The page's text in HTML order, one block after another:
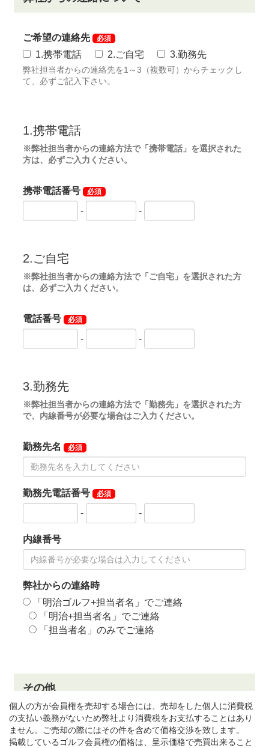
個人の方が会員権を売却する場合には、売却をした個人に消費税
の支払い義務がないため弊社より消費税をお支払することはあり
ません。ご売却の際にはその件を含めて価格交渉を致します。
掲載しているゴルフ会員権の価格は、呈示価格で売買出来ること